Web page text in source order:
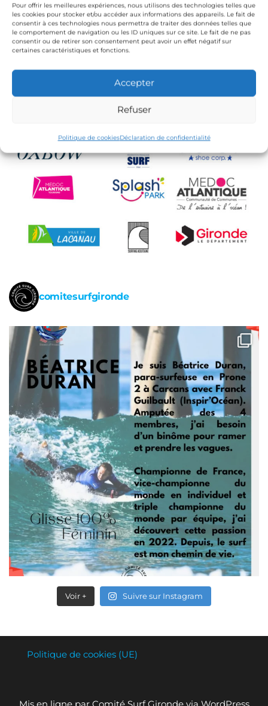
Pour offrir les meilleures expériences, nous utilisons des technologies telles que
les cookies pour stocker et/ou accéder aux informations des appareils. Le fait de
consentir à ces technologies nous permettra de traiter des données telles que
le comportement de navigation ou les ID uniques sur ce site. Le fait de ne pas
consentir ou de retirer son consentement peut avoir un effet négatif sur
certaines caractéristiques et fonctions.
Accepter
Refuser
Politique de cookiesDéclaration de confidentialité
comitesurfgironde
Voir + Suivre sur Instagram
Politique de cookies (UE)